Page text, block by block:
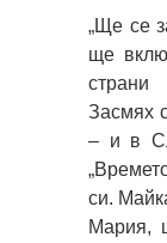
„Ще се
ще
Засмях
– и в
си.
Мария,